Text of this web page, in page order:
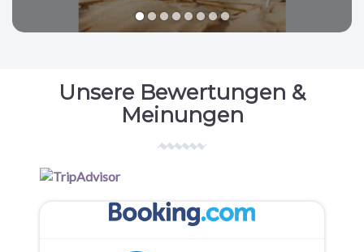
1 2 3 4 5 6 7 8
Unsere Bewertungen &
Meinungen